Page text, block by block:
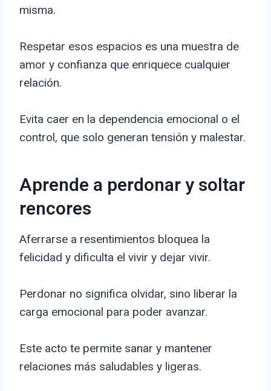
misma.
Respetar esos espacios es una muestra de
amor y confianza que enriquece cualquier
relación.
Evita caer en la dependencia emocional o el
control, que solo generan tensión y malestar.
Aprende a perdonar y soltar
rencores
Aferrarse a resentimientos bloquea la
felicidad y dificulta el vivir y dejar vivir.
Perdonar no significa olvidar, sino liberar la
carga emocional para poder avanzar.
Este acto te permite sanar y mantener
relaciones más saludables y ligeras.